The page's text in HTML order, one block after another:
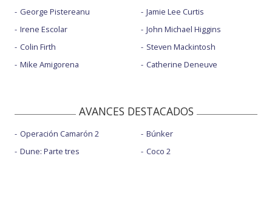
George Pistereanu
Irene Escolar
Colin Firth
Mike Amigorena
Jamie Lee Curtis
John Michael Higgins
Steven Mackintosh
Catherine Deneuve
AVANCES DESTACADOS
Operación Camarón 2
Dune: Parte tres
Búnker
Coco 2